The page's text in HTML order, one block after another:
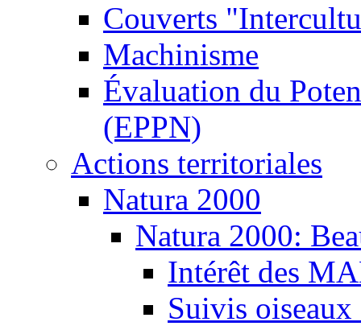
Couverts
Machinisme
Évaluation du
(EPPN)
Actions territoriales
Natura 2000
Natura 2000:
Intérêt des
Suivis oiseaux